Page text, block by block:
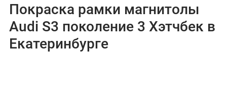
Покраска рамки магнитолы
Audi S3 поколение 3 Хэтчбек в
Екатеринбурге